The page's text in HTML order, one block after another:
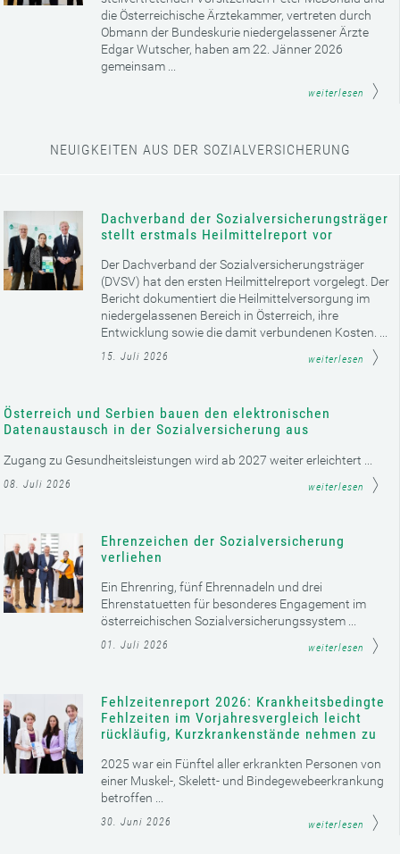
die Österreichische Ärztekammer, vertreten durch
Obmann der Bundeskurie niedergelassener Ärzte
Edgar Wutscher, haben am 22. Jänner 2026
gemeinsam ...
weiterlesen
NEUIGKEITEN AUS DER SOZIALVERSICHERUNG
Dachverband der Sozialversicherungsträger
stellt erstmals Heilmittelreport vor
Der Dachverband der Sozialversicherungsträger
(DVSV) hat den ersten Heilmittelreport vorgelegt. Der
Bericht dokumentiert die Heilmittelversorgung im
niedergelassenen Bereich in Österreich, ihre
Entwicklung sowie die damit verbundenen Kosten. ...
15. Juli 2026 weiterlesen
Österreich und Serbien bauen den elektronischen
Datenaustausch in der Sozialversicherung aus
Zugang zu Gesundheitsleistungen wird ab 2027 weiter erleichtert ...
08. Juli 2026 weiterlesen
Ehrenzeichen der Sozialversicherung
verliehen
Ein Ehrenring, fünf Ehrennadeln und drei
Ehrenstatuetten für besonderes Engagement im
österreichischen Sozialversicherungssystem ...
01. Juli 2026 weiterlesen
Fehlzeitenreport 2026: Krankheitsbedingte
Fehlzeiten im Vorjahresvergleich leicht
rückläufig, Kurzkrankenstände nehmen zu
2025 war ein Fünftel aller erkrankten Personen von
einer Muskel-, Skelett- und Bindegewebeerkrankung
betroffen ...
30. Juni 2026 weiterlesen